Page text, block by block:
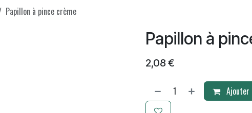
Papillon à pince crème
Papillon à
2,08€
Ajouter